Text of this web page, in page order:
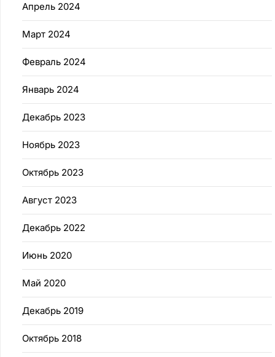
Апрель 2024
Март 2024
Февраль 2024
Январь 2024
Декабрь 2023
Ноябрь 2023
Октябрь 2023
Август 2023
Декабрь 2022
Июнь 2020
Май 2020
Декабрь 2019
Октябрь 2018